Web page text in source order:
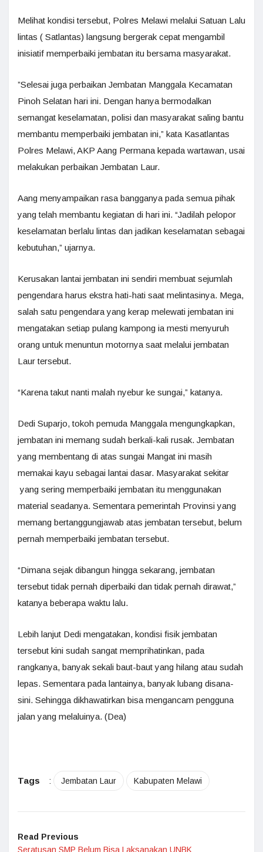
Melihat kondisi tersebut, Polres Melawi melalui Satuan Lalu
lintas ( Satlantas) langsung bergerak cepat mengambil
inisiatif memperbaiki jembatan itu bersama masyarakat.
”Selesai juga perbaikan Jembatan Manggala Kecamatan
Pinoh Selatan hari ini. Dengan hanya bermodalkan
semangat keselamatan, polisi dan masyarakat saling bantu
membantu memperbaiki jembatan ini,” kata Kasatlantas
Polres Melawi, AKP Aang Permana kepada wartawan, usai
melakukan perbaikan Jembatan Laur.
Aang menyampaikan rasa bangganya pada semua pihak
yang telah membantu kegiatan di hari ini. “Jadilah pelopor
keselamatan berlalu lintas dan jadikan keselamatan sebagai
kebutuhan,” ujarnya.
Kerusakan lantai jembatan ini sendiri membuat sejumlah
pengendara harus ekstra hati-hati saat melintasinya. Mega,
salah satu pengendara yang kerap melewati jembatan ini
mengatakan setiap pulang kampong ia mesti menyuruh
orang untuk menuntun motornya saat melalui jembatan
Laur tersebut.
“Karena takut nanti malah nyebur ke sungai,” katanya.
Dedi Suparjo, tokoh pemuda Manggala mengungkapkan,
jembatan ini memang sudah berkali-kali rusak. Jembatan
yang membentang di atas sungai Mangat ini masih
memakai kayu sebagai lantai dasar. Masyarakat sekitar
yang sering memperbaiki jembatan itu menggunakan
material seadanya. Sementara pemerintah Provinsi yang
memang bertanggungjawab atas jembatan tersebut, belum
pernah memperbaiki jembatan tersebut.
“Dimana sejak dibangun hingga sekarang, jembatan
tersebut tidak pernah diperbaiki dan tidak pernah dirawat,”
katanya beberapa waktu lalu.
Lebih lanjut Dedi mengatakan, kondisi fisik jembatan
tersebut kini sudah sangat memprihatinkan, pada
rangkanya, banyak sekali baut-baut yang hilang atau sudah
lepas. Sementara pada lantainya, banyak lubang disana-
sini. Sehingga dikhawatirkan bisa mengancam pengguna
jalan yang melaluinya. (Dea)
Tags : Jembatan Laur Kabupaten Melawi
Read Previous
Seratusan SMP Belum Bisa Laksanakan UNBK